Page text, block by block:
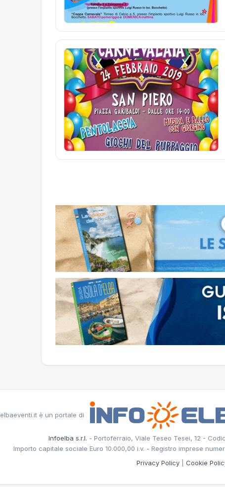
elbaeventi.it è un portale di
Infoelba s.r.l. - Portoferraio, Viale Teseo Tesei, 12 -
Importo capitale sociale Euro 10.000,00 i.v. - Registro imprese
Privacy Policy| Cookie